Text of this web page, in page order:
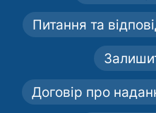
Питання та
Договір про